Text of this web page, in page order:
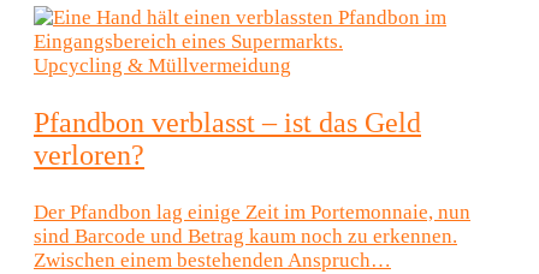
Upcycling & Müllvermeidung
Pfandbon verblasst – ist das Geld
verloren?
Der Pfandbon lag einige Zeit im Portemonnaie, nun
sind Barcode und Betrag kaum noch zu erkennen.
Zwischen einem bestehenden Anspruch…